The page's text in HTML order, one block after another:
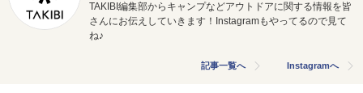
TAKIBI編集部からキャンプなどアウトドアに関する情報を皆
さんにお伝えしていきます！Instagramもやってるので見て
ね♪
記事一覧へ Instagramへ